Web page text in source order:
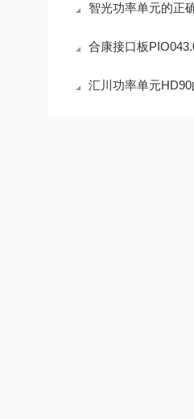
智光功率单元的正
合康接口板PIO043.03的作用
汇川功率单元HD90的应用